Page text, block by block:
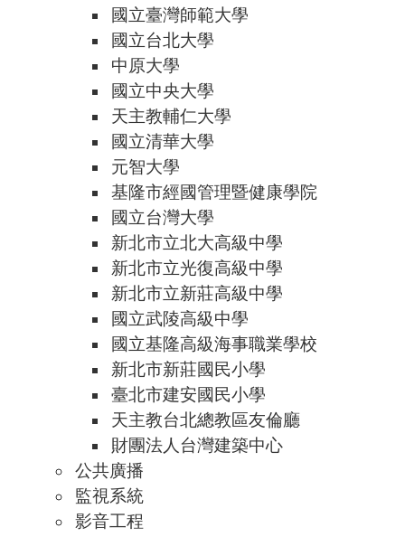
國立臺灣師範大學
國立台北大學
中原大學
國立中央大學
天主教輔仁大學
國立清華大學
元智大學
基隆市經國管理暨健康學院
國立台灣大學
新北市立北大高級中學
新北市立光復高級中學
新北市立新莊高級中學
國立武陵高級中學
國立基隆高級海事職業學校
新北市新莊國民小學
臺北市建安國民小學
天主教台北總教區友倫廳
財團法人台灣建築中心
公共廣播
監視系統
影音工程